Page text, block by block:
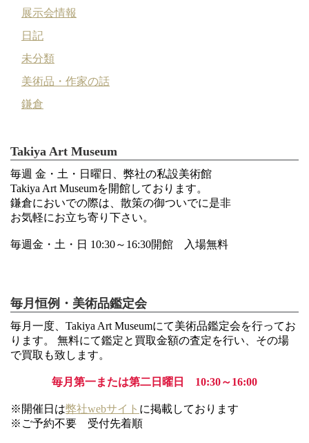
展示会情報
日記
未分類
美術品・作家の話
鎌倉
Takiya Art Museum
毎週 金・土・日曜日、弊社の私設美術館
Takiya Art Museumを開館しております。
鎌倉においでの際は、散策の御ついでに是非
お気軽にお立ち寄り下さい。
毎週金・土・日 10:30～16:30開館 入場無料
毎月恒例・美術品鑑定会
毎月一度、Takiya Art Museumにて美術品鑑定会を行ってお
ります。 無料にて鑑定と買取金額の査定を行い、その場
で買取も致します。
毎月第一または第二日曜日 10:30～16:00
※開催日は弊社webサイト に掲載しております
※ご予約不要 受付先着順